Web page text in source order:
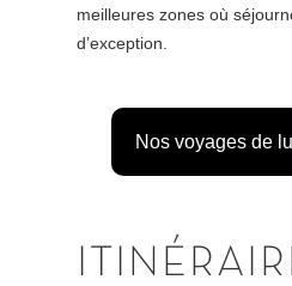
meilleures zones où
d’exception.
Nos voyages de